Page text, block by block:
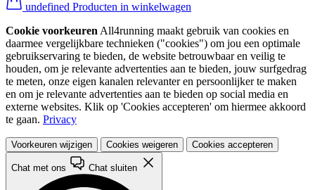
undefined Producten in winkelwagen
Cookie voorkeuren All4running maakt gebruik van cookies en
daarmee vergelijkbare technieken ("cookies") om jou een optimale
gebruikservaring te bieden, de website betrouwbaar en veilig te
houden, om je relevante advertenties aan te bieden, jouw surfgedrag
te meten, onze eigen kanalen relevanter en persoonlijker te maken
en om je relevante advertenties aan te bieden op social media en
externe websites. Klik op 'Cookies accepteren' om hiermee akkoord
te gaan. Privacy
Voorkeuren wijzigen Cookies weigeren Cookies accepteren
Chat met ons Chat sluiten